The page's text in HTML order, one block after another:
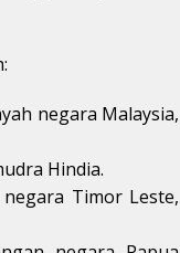
negara Malaysia,
Hindia.
Timor Leste,